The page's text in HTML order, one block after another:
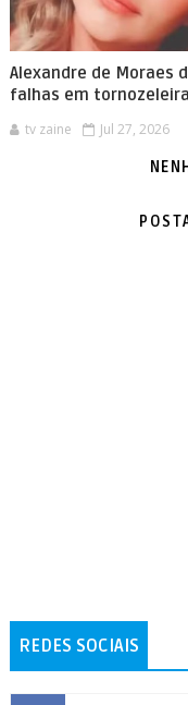
Alexandre de Moraes
falhas em
tv zaine Jul 27, 2026
REDES SOCIAIS